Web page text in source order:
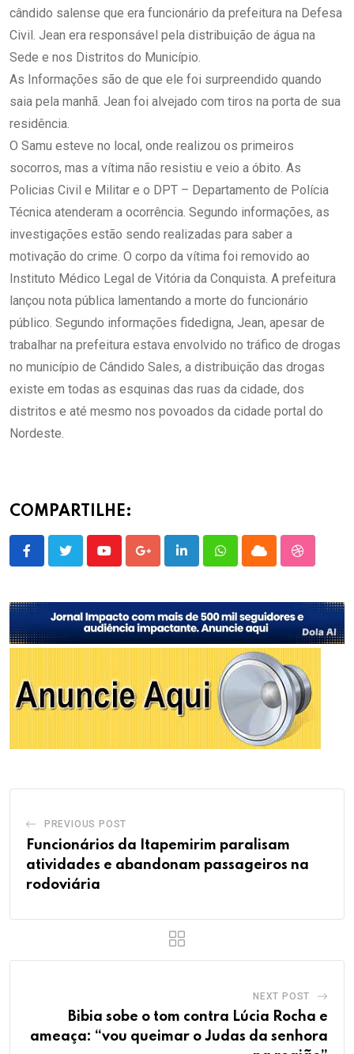
cândido salense que era funcionário da prefeitura na Defesa
Civil. Jean era responsável pela distribuição de água na
Sede e nos Distritos do Município.
As Informações são de que ele foi surpreendido quando
saia pela manhã. Jean foi alvejado com tiros na porta de sua
residência.
O Samu esteve no local, onde realizou os primeiros
socorros, mas a vítima não resistiu e veio a óbito. As
Policias Civil e Militar e o DPT – Departamento de Polícia
Técnica atenderam a ocorrência. Segundo informações, as
investigações estão sendo realizadas para saber a
motivação do crime. O corpo da vítima foi removido ao
Instituto Médico Legal de Vitória da Conquista. A prefeitura
lançou nota pública lamentando a morte do funcionário
público. Segundo informações fidedigna, Jean, apesar de
trabalhar na prefeitura estava envolvido no tráfico de drogas
no município de Cândido Sales, a distribuição das drogas
existe em todas as esquinas das ruas da cidade, dos
distritos e até mesmo nos povoados da cidade portal do
Nordeste.
COMPARTILHE:
YoutubeGoogle+LinkedInWhatsappCloud
PREVIOUS POST
Funcionários da Itapemirim paralisam
atividades e abandonam passageiros na
rodoviária
NEXT POST
Bibia sobe o tom contra Lúcia Rocha e
ameaça: “vou queimar o Judas da senhora